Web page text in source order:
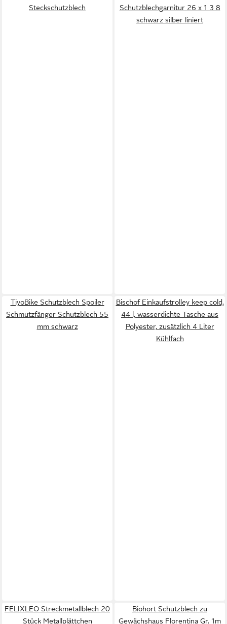
Steckschutzblech
Schutzblechgarnitur 26 x 1 3 8
schwarz silber liniert
TiyoBike Schutzblech Spoiler
Schmutzfänger Schutzblech 55
mm schwarz
Bischof Einkaufstrolley keep cold,
44 l, wasserdichte Tasche aus
Polyester, zusätzlich 4 Liter
Kühlfach
FELIXLEO Streckmetallblech 20
Stück Metallplättchen
Biohort Schutzblech zu
Gewächshaus Florentina Gr. 1m